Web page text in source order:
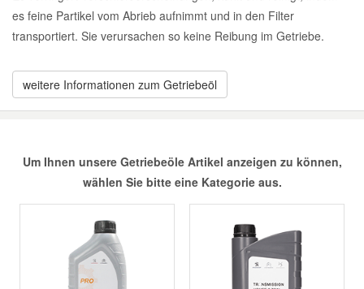
es feine Partikel vom Abrieb aufnimmt und in den Filter
transportiert. Sie verursachen so keine Reibung im Getriebe.
weitere Informationen zum Getriebeöl
Um Ihnen unsere Getriebeöle Artikel anzeigen zu können,
wählen Sie bitte eine Kategorie aus.
Heizung und Klimaanlage
Kraftstoffsystem
Kühlung
Lenkung
Innenausstattung
Karosserieteile
Montage
Reiniger
Scheibenkleber
Schmiermittel
Rowe Motoröle
Total Motoröle
Druckluft Werkzeuge
Halterung Abgasstrang
Kfz Spezialwerkzeuge
Leitungsverbinder
Motortechnik Werkzeuge
Glühlampen
Kofferraumwanne
Marderschutz
Nachrüstwischer
Pannenhilfe
VW Ersatzteile
Abarth Ersatzteile
Alfa Romeo Ersatzteile
Audi Ersatzteile
BMW Ersatzteile
Chevrolet Ersatzteile